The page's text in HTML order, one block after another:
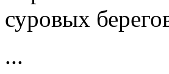
суровых
...